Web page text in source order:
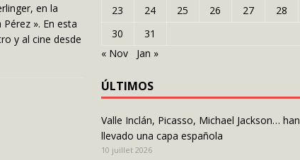
en la
». En esta
y al cine desde
23
24 25 26 27 28
30
31
« Nov
Jan »
ÚLTIMOS
Valle Inclán, Picasso, Michael Jackson… han
llevado una capa española
10 juillet 2026